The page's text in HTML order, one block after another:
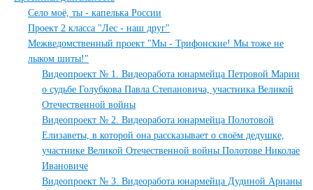
Село моё, ты - капелька России
Проект 2 класса "Лес - наш друг"
Межведомственный проект "Мы - Трифонские! Мы тоже не
лыком шиты!"
Видеопроект № 1. Видеоработа юнармейца Петровой Марии
о судьбе Голубкова Павла Степановича, участника Великой
Отечественной войны
Видеопроект № 2. Видеоработа юнармейца Полотовой
Елизаветы, в которой она рассказывает о своём дедушке,
участнике Великой Отечественной войны Полотове Николае
Ивановиче
Видеопроект № 3. Видеоработа юнармейца Дудиной Арианы